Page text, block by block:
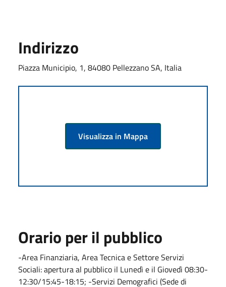
Indirizzo
Piazza Municipio, 1, 84080 Pellezzano SA, Italia
Visualizza in Mappa
Orario per il pubblico
-Area Finanziaria, Area Tecnica e Settore Servizi
Sociali: apertura al pubblico il Lunedì e il Giovedì 08:30-
12:30/15:45-18:15; -Servizi Demografici (Sede di